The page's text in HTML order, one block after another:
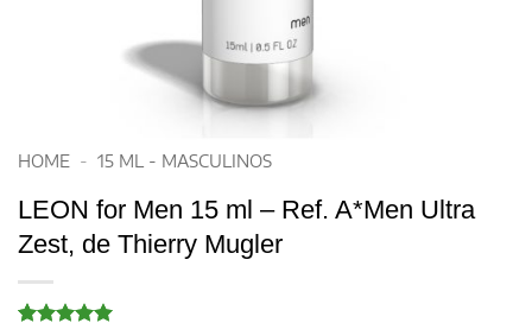
HOME - 15 ML - MASCULINOS
LEON for Men 15 ml – Ref. A*Men Ultra
Zest, de Thierry Mugler